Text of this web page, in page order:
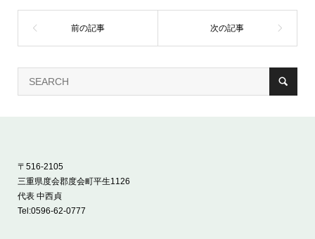
〒516-2105
三重県度会郡度会町平生1126
代表 中西貞
Tel:0596-62-0777